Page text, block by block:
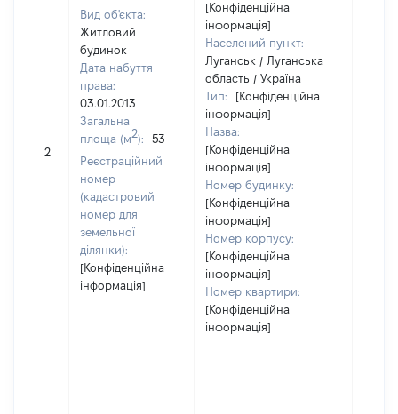
2
Вид об'єкта:
Житловий
будинок
Дата набуття
права:
03.01.2013
Загальна
площа (м2):
53
Реєстраційний
номер
(кадастровий
номер для
земельної
ділянки):
[Конфіденційна
інформація]
[Конфіденційна
інформація]
Населений пункт:
Луганськ / Луганська
область / Україна
Тип:
[Конфіденційна
інформація]
Назва:
[Конфіденційна
інформація]
Номер будинку:
[Конфіденційна
інформація]
Номер корпусу:
[Конфіденційна
інформація]
Номер квартири:
[Конфіденційна
інформація]